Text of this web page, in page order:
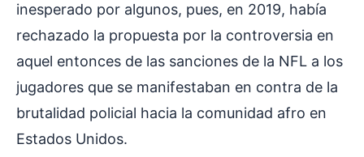
inesperado por algunos, pues, en 2019, había
rechazado la propuesta por la controversia en
aquel entonces de las sanciones de la NFL a los
jugadores que se manifestaban en contra de la
brutalidad policial hacia la comunidad afro en
Estados Unidos.